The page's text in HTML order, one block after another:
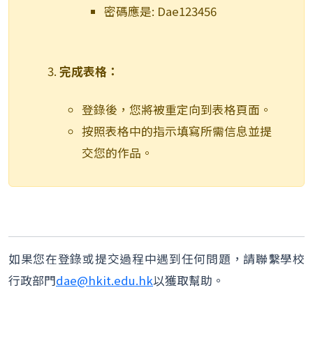
密碼應是: Dae123456
完成表格：
登錄後，您將被重定向到表格頁面。
按照表格中的指示填寫所需信息並提
交您的作品。
如果您在登錄或提交過程中遇到任何問題，請聯繫學校
行政部門dae@hkit.edu.hk以獲取幫助。